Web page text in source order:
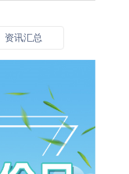
资讯汇总